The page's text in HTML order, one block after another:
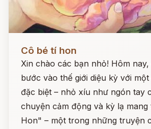
Cô bé tí hon
Xin chào các bạn nhỏ! Hôm
bước vào thế giới diệu kỳ với
đặc biệt – nhỏ xíu như ngón tay
chuyện cảm động và kỳ lạ
Hon" – một trong những truyện